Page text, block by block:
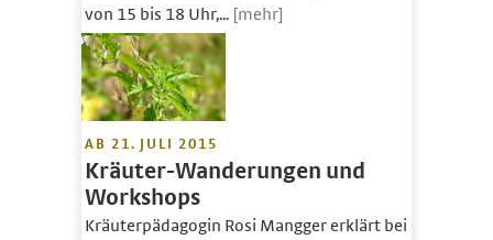
von 15 bis 18 Uhr,... [mehr]
AB 21. JULI 2015
Kräuter-Wanderungen und
Workshops
Kräuterpädagogin Rosi Mangger erklärt bei